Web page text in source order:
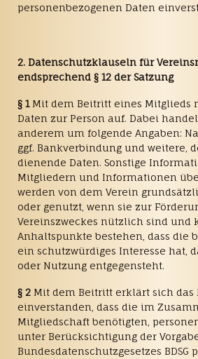
personenbezogenen Daten
2. Datenschutzklauseln für
endsprechend § 12 der Satzung
§ 1Mit dem Beitritt eines Mitglieds
Daten zur Person auf. Dabei
anderem um folgende Angaben:
ggf. Bankverbindung und weitere,
dienende Daten. Sonstige
Mitgliedern und Informationen
werden von dem Verein
oder genutzt, wenn sie zur
Vereinszweckes nützlich sind und
Anhaltspunkte bestehen, dass die
ein schutzwürdiges Interesse hat,
oder Nutzung entgegensteht.
§ 2 Mit dem Beitritt erklärt sich das
einverstanden, dass die im
Mitgliedschaft benötigten,
unter Berücksichtigung der
Bundesdatenschutzgesetzes BDSG